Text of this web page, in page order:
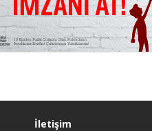
İletişim